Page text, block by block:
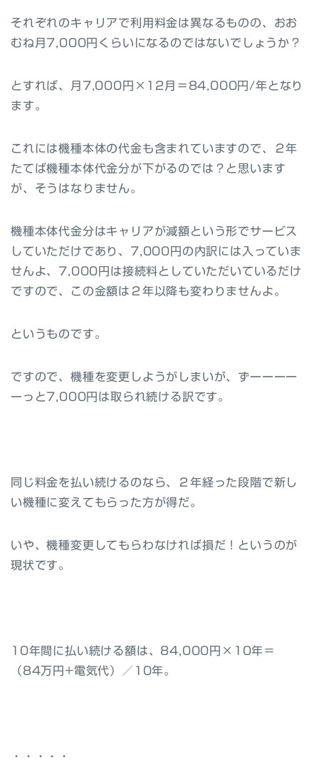
それぞれのキャリアで利用料金は異なるものの、おお
むね月7,000円くらいになるのではないでしょうか？
とすれば、月7,000円×12月＝84,000円/年となり
ます。
これには機種本体の代金も含まれていますので、２年
たてば機種本体代金分が下がるのでは？と思います
が、そうはなりません。
機種本体代金分はキャリアが減額という形でサービス
していただけであり、7,000円の内訳には入っていま
せんよ、7,000円は接続料としていただいているだけ
ですので、この金額は２年以降も変わりませんよ。
というものです。
ですので、機種を変更しようがしまいが、ずーーーー
ーっと7,000円は取られ続ける訳です。
同じ料金を払い続けるのなら、２年経った段階で新し
い機種に変えてもらった方が得だ。
いや、機種変更してもらわなければ損だ！というのが
現状です。
10年間に払い続ける額は、84,000円×10年＝
（84万円+電気代）／10年。
・・・・・